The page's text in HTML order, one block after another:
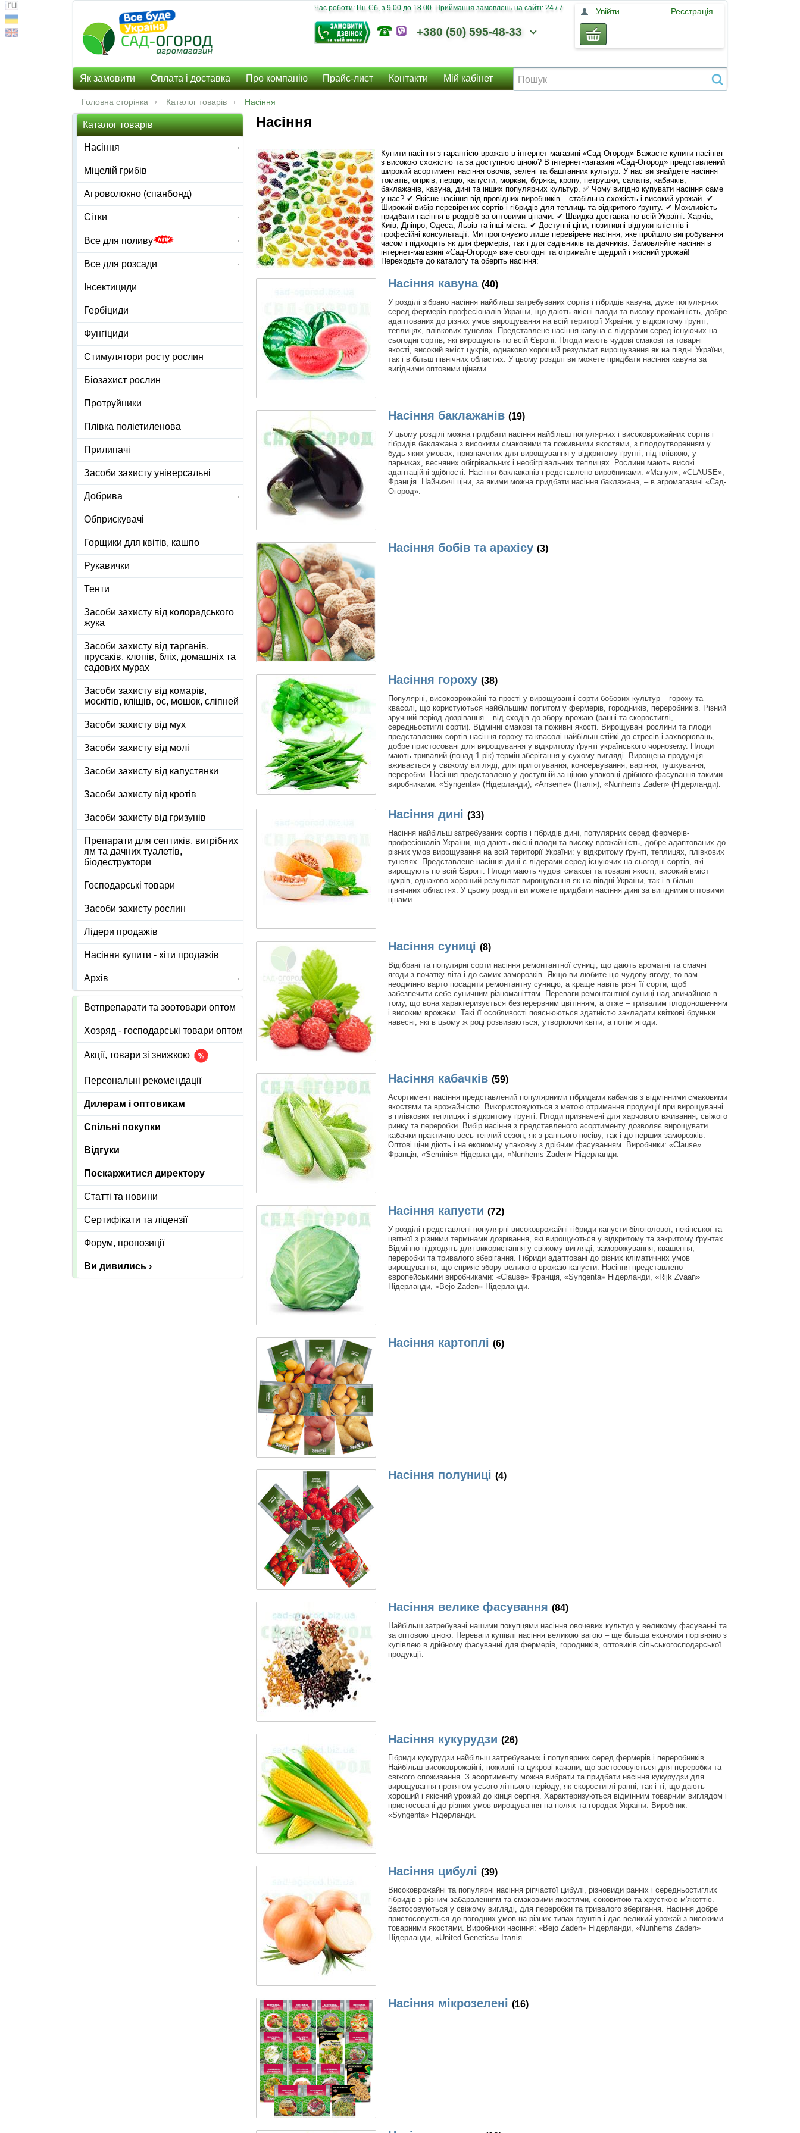
Час роботи: Пн-Сб, з 9.00 до 18.00. Приймання замовлень на сайті: 24 / 7
+380 (50) 595-48-33
Увійти Реєстрація
Як замовити Оплата і доставка Про компанію Прайс-лист Контакти Мій кабінет
Головна сторінка Каталог товарів Насіння
Насіння
Купити насіння з гарантією врожаю в інтернет-магазині «Сад-Огород» Бажаєте купити насіння
з високою схожістю та за доступною ціною? В інтернет-магазині «Сад-Огород» представлений
широкий асортимент насіння овочів, зелені та баштанних культур. У нас ви знайдете насіння
томатів, огірків, перцю, капусти, моркви, буряка, кропу, петрушки, салатів, кабачків,
баклажанів, кавуна, дині та інших популярних культур. ✅ Чому вигідно купувати насіння саме
у нас? ✔ Якісне насіння від провідних виробників – стабільна схожість і високий урожай. ✔
Широкий вибір перевірених сортів і гібридів для теплиць та відкритого ґрунту. ✔ Можливість
придбати насіння в роздріб за оптовими цінами. ✔ Швидка доставка по всій Україні: Харків,
Київ, Дніпро, Одеса, Львів та інші міста. ✔ Доступні ціни, позитивні відгуки клієнтів і
професійні консультації. Ми пропонуємо лише перевірене насіння, яке пройшло випробування
часом і підходить як для фермерів, так і для садівників та дачників. Замовляйте насіння в
інтернет-магазині «Сад-Огород» вже сьогодні та отримайте щедрий і якісний урожай!
Переходьте до каталогу та оберіть насіння:
Насіння кавуна (40)
У розділі зібрано насіння найбільш затребуваних сортів і гібридів кавуна, дуже популярних
серед фермерів-професіоналів України, що дають якісні плоди та високу врожайність, добре
адаптованих до різних умов вирощування на всій території України: у відкритому ґрунті,
теплицях, плівкових тунелях. Представлене насіння кавуна є лідерами серед існуючих на
сьогодні сортів, які вирощують по всій Європі. Плоди мають чудові смакові та товарні
якості, високий вміст цукрів, однаково хороший результат вирощування як на півдні України,
так і в більш північних областях. У цьому розділі ви можете придбати насіння кавуна за
вигідними оптовими цінами.
Насіння баклажанів (19)
У цьому розділі можна придбати насіння найбільш популярних і високоврожайних сортів і
гібридів баклажана з високими смаковими та поживними якостями, з плодоутворенням у
будь-яких умовах, призначених для вирощування у відкритому ґрунті, під плівкою, у
парниках, весняних обігрівальних і необігрівальних теплицях. Рослини мають високі
адаптаційні здібності. Насіння баклажанів представлено виробниками: «Манул», «CLAUSE»,
Франція. Найнижчі ціни, за якими можна придбати насіння баклажана, – в агромагазині «Сад-
Огород».
Насіння бобів та арахісу (3)
Насіння гороху (38)
Популярні, високоврожайні та прості у вирощуванні сорти бобових культур – гороху та
квасолі, що користуються найбільшим попитом у фермерів, городників, переробників. Різний
зручний період дозрівання – від сходів до збору врожаю (ранні та скоростиглі,
середньостиглі сорти). Відмінні смакові та поживні якості. Вирощувані рослини та плоди
представлених сортів насіння гороху та квасолі найбільш стійкі до стресів і захворювань,
добре пристосовані для вирощування у відкритому ґрунті українського чорнозему. Плоди
мають тривалий (понад 1 рік) термін зберігання у сухому вигляді. Вирощена продукція
вживається у свіжому вигляді, для приготування, консервування, варіння, тушкування,
переробки. Насіння представлено у доступній за ціною упаковці дрібного фасування такими
виробниками: «Syngenta» (Нідерланди), «Anseme» (Італія), «Nunhems Zaden» (Нідерланди).
Насіння дині (33)
Насіння найбільш затребуваних сортів і гібридів дині, популярних серед фермерів-
професіоналів України, що дають якісні плоди та високу врожайність, добре адаптованих до
різних умов вирощування на всій території України: у відкритому ґрунті, теплицях, плівкових
тунелях. Представлене насіння дині є лідерами серед існуючих на сьогодні сортів, які
вирощують по всій Європі. Плоди мають чудові смакові та товарні якості, високий вміст
цукрів, однаково хороший результат вирощування як на півдні України, так і в більш
північних областях. У цьому розділі ви можете придбати насіння дині за вигідними оптовими
цінами.
Насіння суниці (8)
Відібрані та популярні сорти насіння ремонтантної суниці, що дають ароматні та смачні
ягоди з початку літа і до самих заморозків. Якщо ви любите цю чудову ягоду, то вам
неодмінно варто посадити ремонтантну суницю, а краще навіть різні її сорти, щоб
забезпечити себе суничним різноманіттям. Переваги ремонтантної суниці над звичайною в
тому, що вона характеризується безперервним цвітінням, а отже – тривалим плодоношенням
і високим врожаєм. Такі її особливості пояснюються здатністю закладати квіткові бруньки
навесні, які в цьому ж році розвиваються, утворюючи квіти, а потім ягоди.
Насіння кабачків (59)
Асортимент насіння представлений популярними гібридами кабачків з відмінними смаковими
якостями та врожайністю. Використовуються з метою отримання продукції при вирощуванні
в плівкових теплицях і відкритому ґрунті. Плоди призначені для харчового вживання, свіжого
ринку та переробки. Вибір насіння з представленого асортименту дозволяє вирощувати
кабачки практично весь теплий сезон, як з раннього посіву, так і до перших заморозків.
Оптові ціни діють і на економну упаковку з дрібним фасуванням. Виробники: «Clause»
Франція, «Seminis» Нідерланди, «Nunhems Zaden» Нідерланди.
Насіння капусти (72)
У розділі представлені популярні високоврожайні гібриди капусти білоголової, пекінської та
цвітної з різними термінами дозрівання, які вирощуються у відкритому та закритому ґрунтах.
Відмінно підходять для використання у свіжому вигляді, заморожування, квашення,
переробки та тривалого зберігання. Гібриди адаптовані до різних кліматичних умов
вирощування, що сприяє збору великого врожаю капусти. Насіння представлено
європейськими виробниками: «Clause» Франція, «Syngenta» Нідерланди, «Rijk Zvaan»
Нідерланди, «Bejo Zaden» Нідерланди.
Насіння картоплі (6)
Насіння полуниці (4)
Насіння велике фасування (84)
Найбільш затребувані нашими покупцями насіння овочевих культур у великому фасуванні та
за оптовою ціною. Переваги купівлі насіння великою вагою – ще більша економія порівняно з
купівлею в дрібному фасуванні для фермерів, городників, оптовиків сільськогосподарської
продукції.
Насіння кукурудзи (26)
Гібриди кукурудзи найбільш затребуваних і популярних серед фермерів і переробників.
Найбільш високоврожайні, поживні та цукрові качани, що застосовуються для переробки та
свіжого споживання. З асортименту можна вибрати та придбати насіння кукурудзи для
вирощування протягом усього літнього періоду, як скоростиглі ранні, так і ті, що дають
хороший і якісний урожай до кінця серпня. Характеризуються відмінним товарним виглядом і
пристосовані до різних умов вирощування на полях та городах України. Виробник:
«Syngenta» Нідерланди.
Насіння цибулі (39)
Високоврожайні та популярні насіння ріпчастої цибулі, різновиди ранніх і середньостиглих
гібридів з різним забарвленням та смаковими якостями, соковитою та хрусткою м'якоттю.
Застосовуються у свіжому вигляді, для переробки та тривалого зберігання. Насіння добре
пристосовується до погодних умов на різних типах ґрунтів і дає великий урожай з високими
товарними якостями. Виробники насіння: «Bejo Zaden» Нідерланди, «Nunhems Zaden»
Нідерланди, «United Genetics» Італія.
Насіння мікрозелені (16)
Каталог товарів
Насіння
Міцелій грибів
Агроволокно (спанбонд)
Сітки
Все для поливу
Все для розсади
Інсектициди
Гербіциди
Фунгіциди
Стимулятори росту рослин
Біозахист рослин
Протруйники
Плівка поліетиленова
Прилипачі
Засоби захисту універсальні
Добрива
Обприскувачі
Горщики для квітів, кашпо
Рукавички
Тенти
Засоби захисту від колорадського
жука
Засоби захисту від тарганів,
прусаків, клопів, бліх, домашніх та
садових мурах
Засоби захисту від комарів,
москітів, кліщів, ос, мошок, сліпней
Засоби захисту від мух
Засоби захисту від молі
Засоби захисту від капустянки
Засоби захисту від кротів
Засоби захисту від гризунів
Препарати для септиків, вигрібних
ям та дачних туалетів,
біодеструктори
Господарські товари
Засоби захисту рослин
Лідери продажів
Насіння купити - хіти продажів
Архів
Ветпрепарати та зоотовари оптом
Хозряд - господарські товари оптом
Акції, товари зі знижкою
Персональні рекомендації
Дилерам і оптовикам
Спільні покупки
Відгуки
Поскаржитися директору
Статті та новини
Сертифікати та ліцензії
Форум, пропозиції
Ви дивились ›